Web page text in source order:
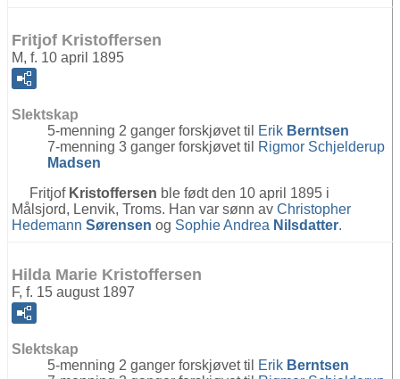
Fritjof Kristoffersen
M, f. 10 april 1895
Slektskap
5-menning 2 ganger forskjøvet til
Erik Berntsen
7-menning 3 ganger forskjøvet til
Rigmor Schjelderup
Madsen
Fritjof Kristoffersen ble født den 10 april 1895 i
Målsjord, Lenvik, Troms. Han var sønn av Christopher
Hedemann Sørensen og Sophie Andrea Nilsdatter.
Hilda Marie Kristoffersen
F, f. 15 august 1897
Slektskap
5-menning 2 ganger forskjøvet til
Erik Berntsen